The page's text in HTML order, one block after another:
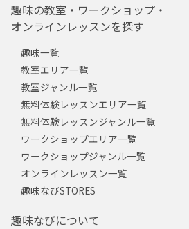
趣味の教室・ワークショップ・
オンラインレッスンを探す
趣味一覧
教室エリア一覧
教室ジャンル一覧
無料体験レッスンエリア一覧
無料体験レッスンジャンル一覧
ワークショップエリア一覧
ワークショップジャンル一覧
オンラインレッスン一覧
趣味なびSTORES
趣味なびについて